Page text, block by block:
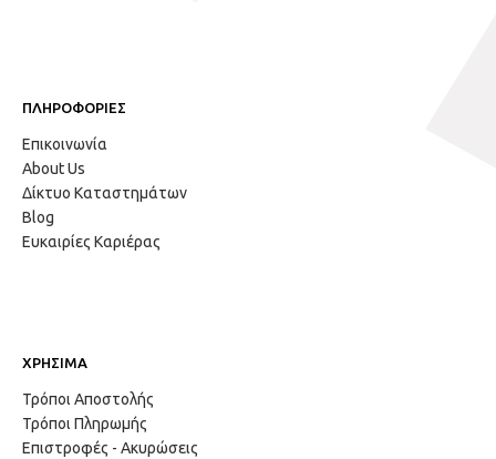
ΠΛΗΡΟΦΟΡΙΕΣ
Επικοινωνία
About Us
Δίκτυο Καταστημάτων
Blog
Ευκαιρίες Καριέρας
ΧΡΗΣΙΜΑ
Τρόποι Αποστολής
Τρόποι Πληρωμής
Επιστροφές - Ακυρώσεις